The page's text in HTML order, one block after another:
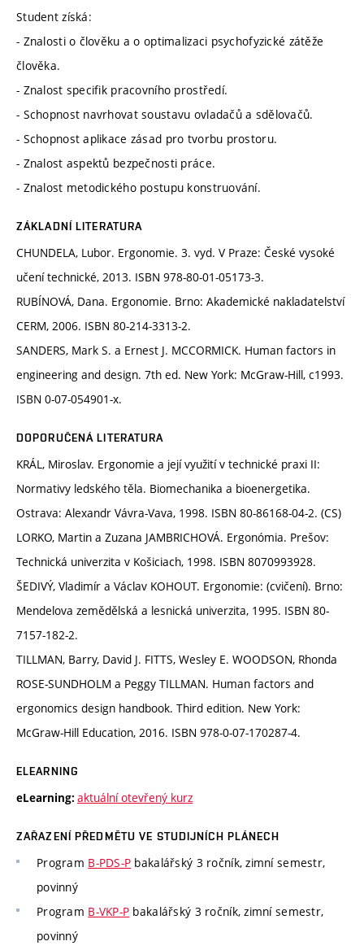
Student získá:
- Znalosti o člověku a o optimalizaci psychofyzické zátěže
člověka.
- Znalost specifik pracovního prostředí.
- Schopnost navrhovat soustavu ovladačů a sdělovačů.
- Schopnost aplikace zásad pro tvorbu prostoru.
- Znalost aspektů bezpečnosti práce.
- Znalost metodického postupu konstruování.
ZÁKLADNÍ LITERATURA
CHUNDELA, Lubor. Ergonomie. 3. vyd. V Praze: České vysoké
učení technické, 2013. ISBN 978-80-01-05173-3.
RUBÍNOVÁ, Dana. Ergonomie. Brno: Akademické nakladatelství
CERM, 2006. ISBN 80-214-3313-2.
SANDERS, Mark S. a Ernest J. MCCORMICK. Human factors in
engineering and design. 7th ed. New York: McGraw-Hill, c1993.
ISBN 0-07-054901-x.
DOPORUČENÁ LITERATURA
KRÁL, Miroslav. Ergonomie a její využití v technické praxi II:
Normativy ledského těla. Biomechanika a bioenergetika.
Ostrava: Alexandr Vávra-Vava, 1998. ISBN 80-86168-04-2. (CS)
LORKO, Martin a Zuzana JAMBRICHOVÁ. Ergonómia. Prešov:
Technická univerzita v Košiciach, 1998. ISBN 8070993928.
ŠEDIVÝ, Vladimír a Václav KOHOUT. Ergonomie: (cvičení). Brno:
Mendelova zemědělská a lesnická univerzita, 1995. ISBN 80-
7157-182-2.
TILLMAN, Barry, David J. FITTS, Wesley E. WOODSON, Rhonda
ROSE-SUNDHOLM a Peggy TILLMAN. Human factors and
ergonomics design handbook. Third edition. New York:
McGraw-Hill Education, 2016. ISBN 978-0-07-170287-4.
ELEARNING
eLearning: aktuální otevřený kurz
ZAŘAZENÍ PŘEDMĚTU VE STUDIJNÍCH PLÁNECH
Program B-PDS-P bakalářský 3 ročník, zimní semestr,
povinný
Program B-VKP-P bakalářský 3 ročník, zimní semestr,
povinný